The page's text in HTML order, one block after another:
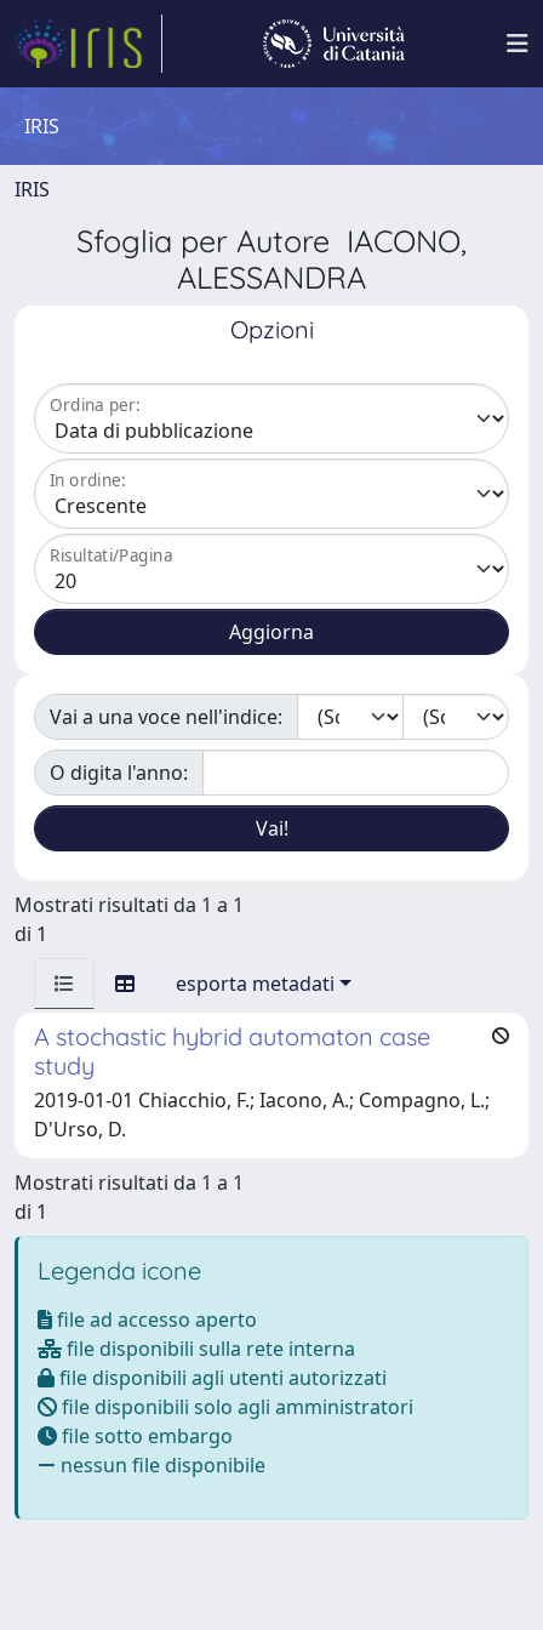
IRIS
IRIS
Sfoglia per Autore IACONO,
ALESSANDRA
Opzioni
Ordina per:
In ordine:
Risultati/Pagina
Vai a una voce nell'indice:
O digita l'anno:
Mostrati risultati da 1 a 1
di 1
esporta metadati
A stochastic hybrid automaton case
study
2019-01-01 Chiacchio, F.; Iacono, A.; Compagno, L.;
D'Urso, D.
Mostrati risultati da 1 a 1
di 1
Legenda icone
file ad accesso aperto
file disponibili sulla rete interna
file disponibili agli utenti autorizzati
file disponibili solo agli amministratori
file sotto embargo
nessun file disponibile